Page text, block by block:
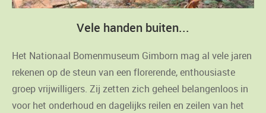
Vele handen buiten...
Het Nationaal Bomenmuseum Gimborn mag al vele jaren
rekenen op de steun van een florerende, enthousiaste
groep vrijwilligers. Zij zetten zich geheel belangenloos in
voor het onderhoud en dagelijks reilen en zeilen van het